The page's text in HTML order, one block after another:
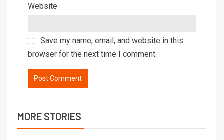
Website
Save my name, email, and website in this
browser for the next time I comment.
MORE STORIES